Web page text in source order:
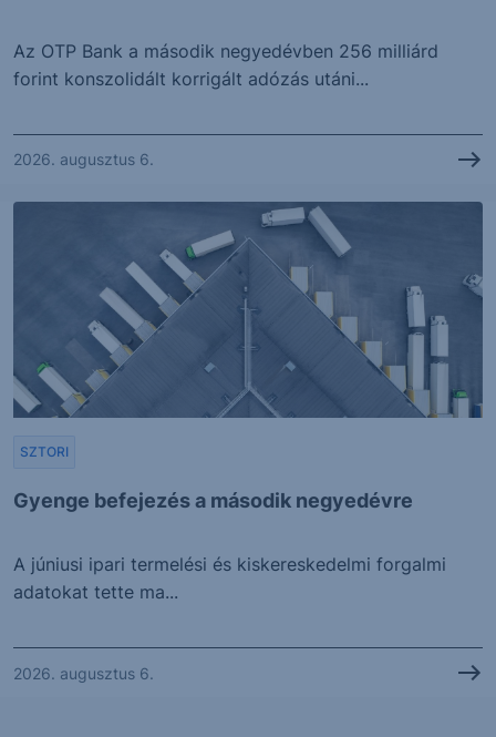
Az OTP Bank a második negyedévben 256 milliárd
forint konszolidált korrigált adózás utáni...
2026. augusztus 6.
Gyenge befejezés a második negyedévre
SZTORI
A júniusi ipari termelési és kiskereskedelmi forgalmi
adatokat tette ma...
2026. augusztus 6.